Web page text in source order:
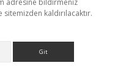
adresine bildirmeniz
kaldırılacaktır.